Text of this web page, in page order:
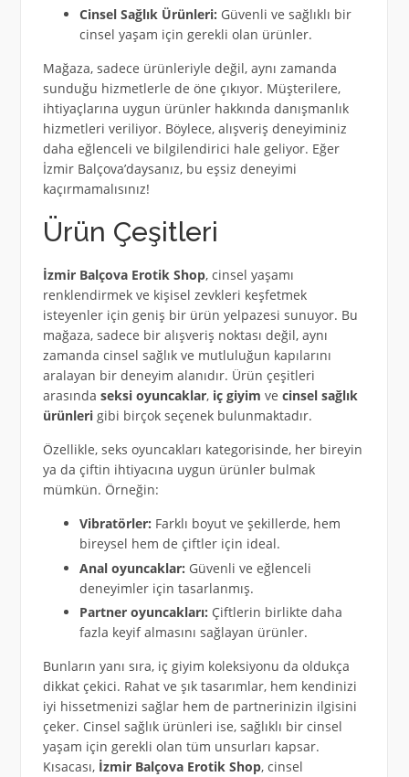
Cinsel Sağlık Ürünleri: Güvenli ve sağlıklı bir
cinsel yaşam için gerekli olan ürünler.
Mağaza, sadece ürünleriyle değil, aynı zamanda
sunduğu hizmetlerle de öne çıkıyor. Müşterilere,
ihtiyaçlarına uygun ürünler hakkında danışmanlık
hizmetleri veriliyor. Böylece, alışveriş deneyiminiz
daha eğlenceli ve bilgilendirici hale geliyor. Eğer
İzmir Balçova’daysanız, bu eşsiz deneyimi
kaçırmamalısınız!
Ürün Çeşitleri
İzmir Balçova Erotik Shop, cinsel yaşamı
renklendirmek ve kişisel zevkleri keşfetmek
isteyenler için geniş bir ürün yelpazesi sunuyor. Bu
mağaza, sadece bir alışveriş noktası değil, aynı
zamanda cinsel sağlık ve mutluluğun kapılarını
aralayan bir deneyim alanıdır. Ürün çeşitleri
arasında seksi oyuncaklar, iç giyim ve cinsel sağlık
ürünlerigibi birçok seçenek bulunmaktadır.
Özellikle, seks oyuncakları kategorisinde, her bireyin
ya da çiftin ihtiyacına uygun ürünler bulmak
mümkün. Örneğin:
Vibratörler: Farklı boyut ve şekillerde, hem
bireysel hem de çiftler için ideal.
Anal oyuncaklar: Güvenli ve eğlenceli
deneyimler için tasarlanmış.
Partner oyuncakları: Çiftlerin birlikte daha
fazla keyif almasını sağlayan ürünler.
Bunların yanı sıra, iç giyim koleksiyonu da oldukça
dikkat çekici. Rahat ve şık tasarımlar, hem kendinizi
iyi hissetmenizi sağlar hem de partnerinizin ilgisini
çeker. Cinsel sağlık ürünleri ise, sağlıklı bir cinsel
yaşam için gerekli olan tüm unsurları kapsar.
Kısacası, İzmir Balçova Erotik Shop, cinsel